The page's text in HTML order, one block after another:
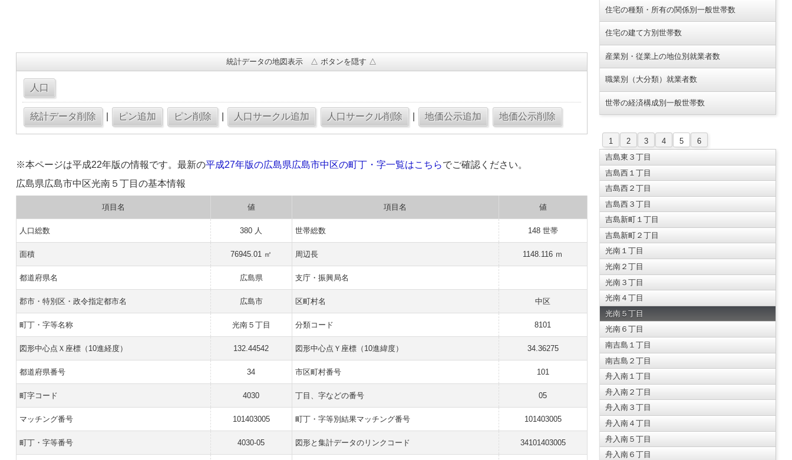
統計データの地図表示 △ ボタンを隠す △
※本ページは平成22年版の情報です。最新の平成27年版の広島県広島市中区の町丁・字一覧はこちらでご確認ください。
広島県広島市中区光南５丁目の基本情報
項目名 値 項目名 値
人口総数 380 人 世帯総数 148 世帯
面積 76945.01 ㎡ 周辺長 1148.116 ｍ
都道府県名 広島県 支庁・振興局名
郡市・特別区・政令指定都市名 広島市 区町村名 中区
町丁・字等名称 光南５丁目 分類コード 8101
図形中心点Ｘ座標（10進経度） 132.44542 図形中心点Ｙ座標（10進緯度） 34.36275
都道府県番号 34 市区町村番号 101
町字コード 4030 丁目、字などの番号 05
マッチング番号 101403005 町丁・字等別結果マッチング番号 101403005
町丁・字等番号 4030-05 図形と集計データのリンクコード 34101403005
住宅の種類・所有の関係別一般世帯数
住宅の建て方別世帯数
産業別・従業上の地位別就業者数
職業別（大分類）就業者数
世帯の経済構成別一般世帯数
1 2 3 4 5
6
吉島東３丁目
吉島西１丁目
吉島西２丁目
吉島西３丁目
吉島新町１丁目
吉島新町２丁目
光南１丁目
光南２丁目
光南３丁目
光南４丁目
光南５丁目
光南６丁目
南吉島１丁目
南吉島２丁目
舟入南１丁目
舟入南２丁目
舟入南３丁目
舟入南４丁目
舟入南５丁目
舟入南６丁目